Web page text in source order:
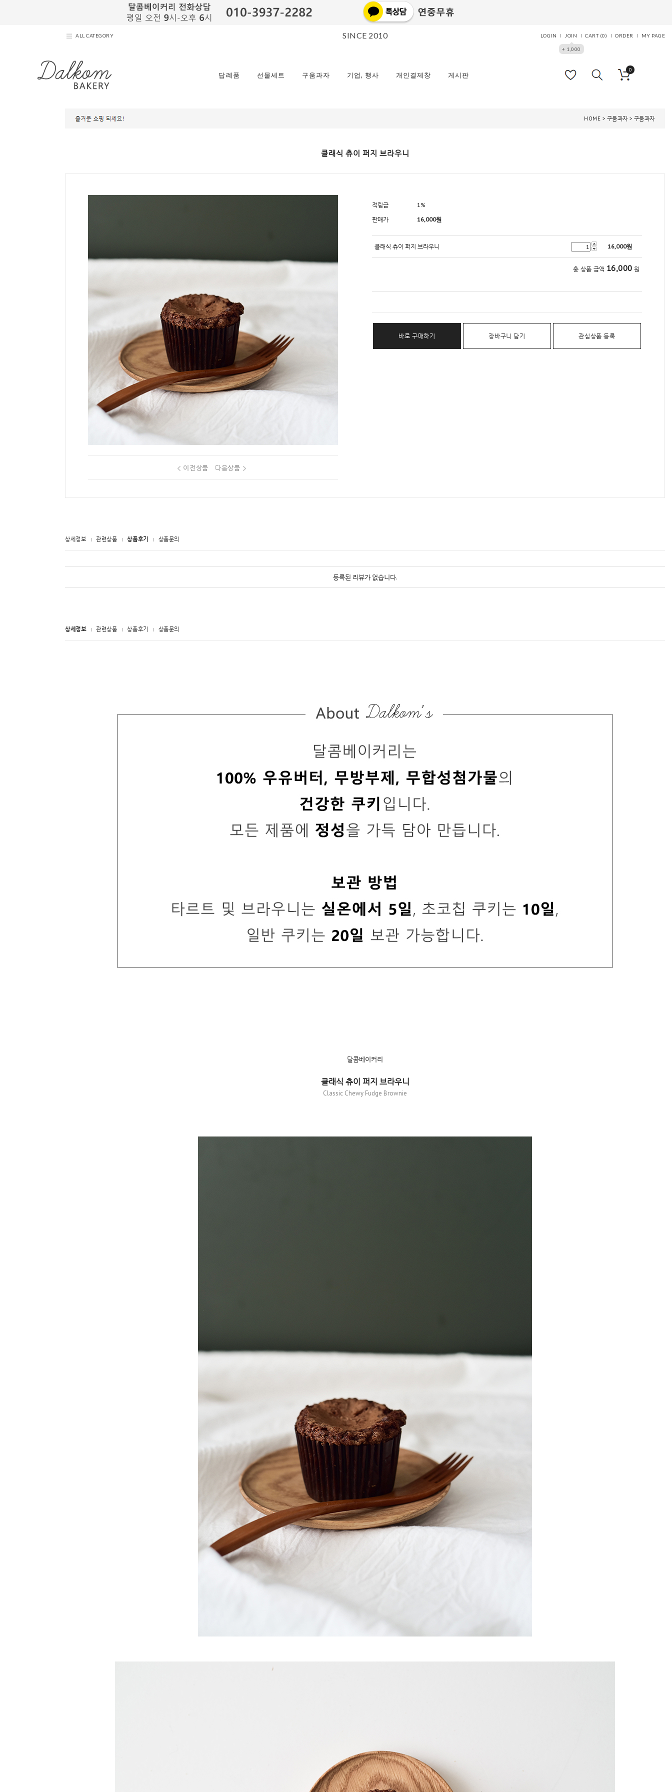
ALL CATEGORY SINCE 2010 LOGIN JOIN
+ 1,000
CART (0) ORDER MY PAGE
0
답례품 선물세트 구움과자 기업, 행사 개인결제창 게시판
HOME > 구움과자> 구움과자
클래식 츄이 퍼지 브라우니
이전상품 다음상품
적립금
1%
판매가
16,000원
클래식 츄이 퍼지 브라우니 16,000원
총 상품 금액 16,000 원
바로 구매하기 장바구니 담기 관심상품 등록
상세정보 관련상품 상품후기 상품문의
등록된 리뷰가 없습니다.
상세정보 관련상품 상품후기 상품문의
달콤베이커리
클래식 츄이 퍼지 브라우니
Classic Chewy Fudge Brownie